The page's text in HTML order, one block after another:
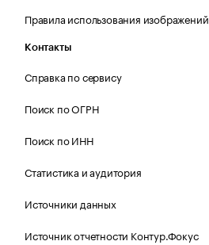
Правила использования изображений
Контакты
Справка по сервису
Поиск по ОГРН
Поиск по ИНН
Статистика и аудитория
Источники данных
Источник отчетности Контур.Фокус